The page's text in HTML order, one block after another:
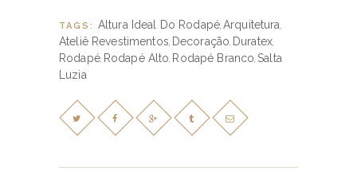
TAGS: Altura Ideal Do Rodapé, Arquitetura ,
Ateliê Revestimentos, Decoração, Duratex,
Rodapé, Rodapé Alto, Rodapé Branco, Salta
Luzia